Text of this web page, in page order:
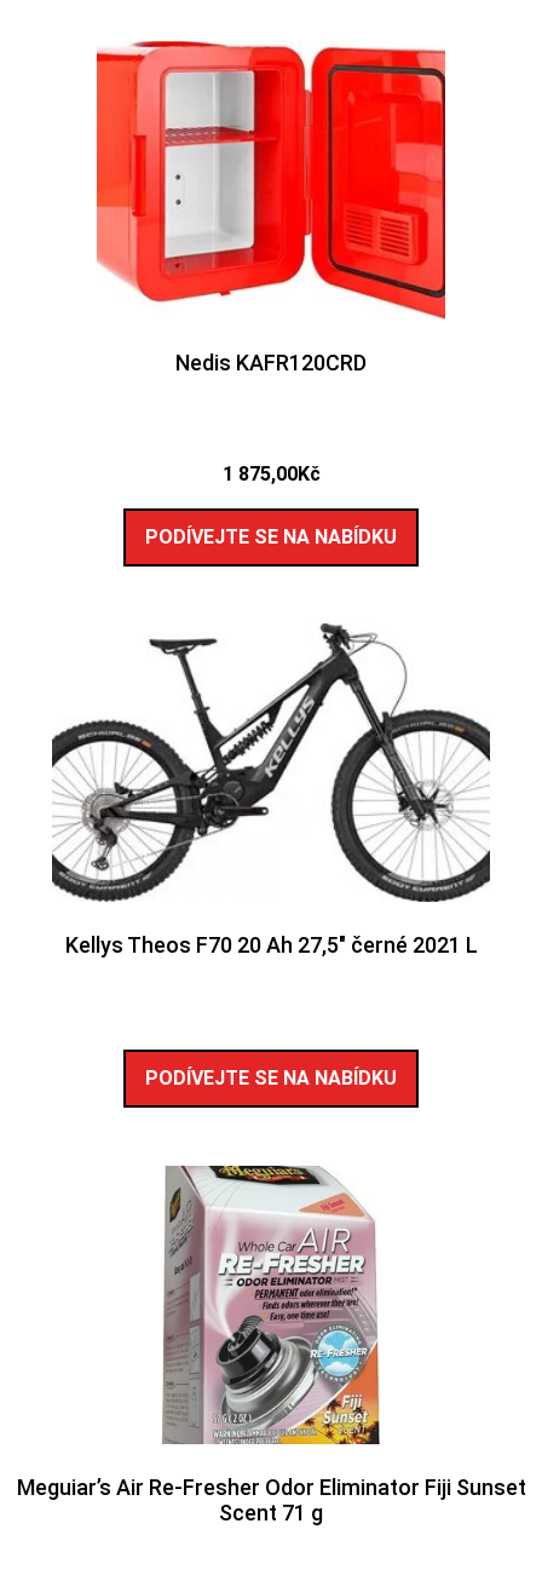
Nedis KAFR120CRD
1 875,00Kč
PODÍVEJTE SE NA NABÍDKU
Kellys Theos F70 20 Ah 27,5″ černé 2021 L
PODÍVEJTE SE NA NABÍDKU
Meguiar’s Air Re-Fresher Odor Eliminator Fiji Sunset
Scent 71 g